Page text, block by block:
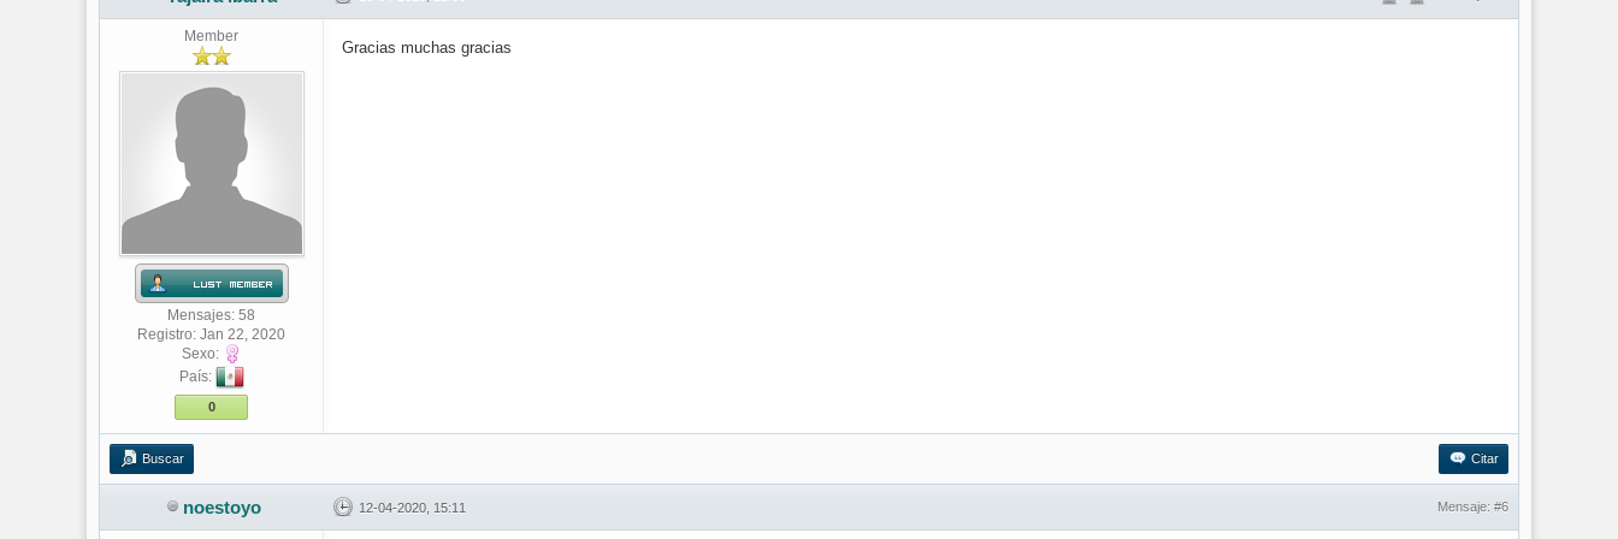
Member
Mensajes: 58
Registro: Jan 22, 2020
Sexo:
País:
0
Gracias muchas gracias
Buscar Citar
noestoyo 12-04-2020, 15:11 Mensaje: #6